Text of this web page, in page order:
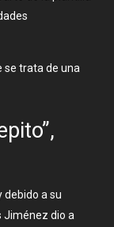
se trata de una
debido a su
Jiménez dio a